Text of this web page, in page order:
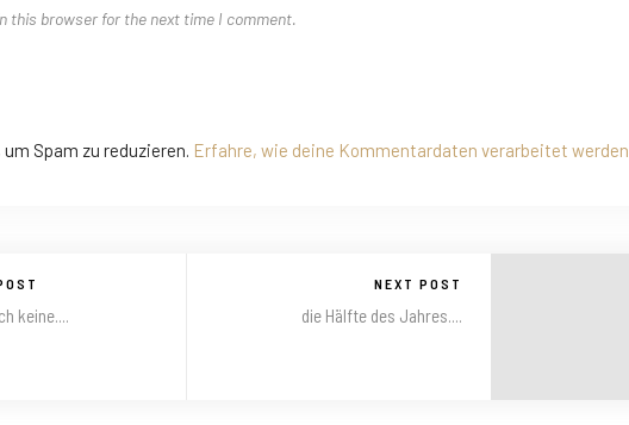
this browser for the next time I comment.
Spam zu reduzieren. Erfahre, wie deine Kommentardaten verarbeitet werden.
keine....
NEXT POST
die Hälfte des Jahres....